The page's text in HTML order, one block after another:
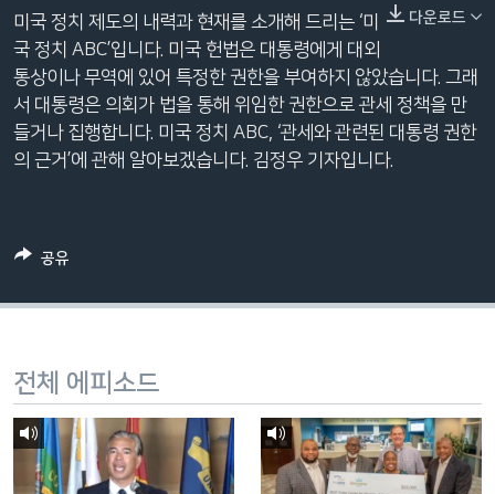
션
으
로
이
동
검
등
다운로드
미국 정치 제도의 내력과 현재를 소개해 드리는 ‘미
국 정치 ABC’입니다. 미국 헌법은 대통령에게 대외
통상이나 무역에 있어 특정한 권한을 부여하지 않았습니다. 그래
서 대통령은 의회가 법을 통해 위임한 권한으로 관세 정책을 만
들거나 집행합니다. 미국 정치 ABC, ‘관세와 관련된 대통령 권한
의 근거’에 관해 알아보겠습니다. 김정우 기자입니다.
공유
전체 에피소드